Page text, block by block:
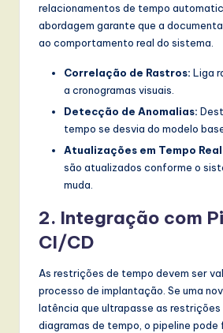
relacionamentos de tempo
abordagem garante que a
ao comportamento real do sistema.
Correlação de Rastros: Liga
a cronogramas visuais.
Detecção de Anomalias:
tempo se desvia do modelo
Atualizações em Tempo
são atualizados conforme o
muda.
2. Integração com
CI/CD
As restrições de tempo devem ser
processo de implantação. Se uma
latência que ultrapasse as restrições
diagramas de tempo, o pipeline pode